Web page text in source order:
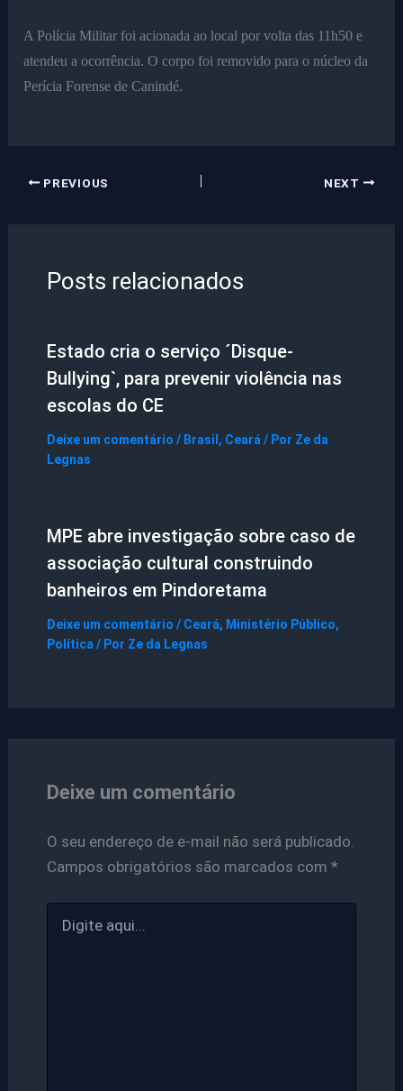
A Polícia Militar foi acionada ao local por volta das 11h50 e
atendeu a ocorrência. O corpo foi removido para o núcleo da
Perícia Forense de Canindé.
PREVIOUS NEXT
Posts relacionados
Estado cria o serviço ´Disque-
Bullying`, para prevenir violência nas
escolas do CE
Deixe um comentário / Brasil , Ceará/ Por Ze da
Legnas
MPE abre investigação sobre caso de
associação cultural construindo
banheiros em Pindoretama
Deixe um comentário / Ceará, Ministério Público,
Política/ Por Ze da Legnas
Deixe um comentário
O seu endereço de e-mail não será publicado.
Campos obrigatórios são marcados com *
aqui...